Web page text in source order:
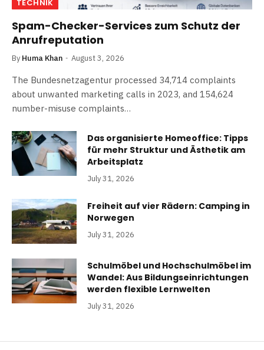
TECHNIK
Spam-Checker-Services zum Schutz der
Anrufreputation
By Huma Khan August 3, 2026
The Bundesnetzagentur processed 34,714 complaints
about unwanted marketing calls in 2023, and 154,624
number-misuse complaints…
Das organisierte Homeoffice: Tipps
für mehr Struktur und Ästhetik am
Arbeitsplatz
July 31, 2026
Freiheit auf vier Rädern: Camping in
Norwegen
July 31, 2026
Schulmöbel und Hochschulmöbel im
Wandel: Aus Bildungseinrichtungen
werden flexible Lernwelten
July 31, 2026